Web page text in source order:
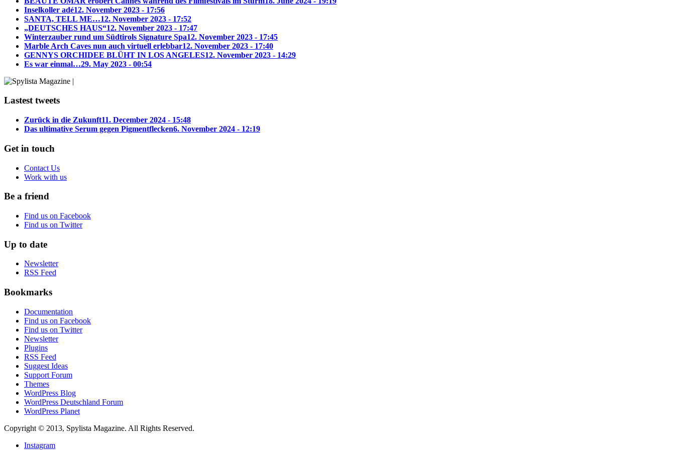
Inselkoller adé12. November 2023 - 17:56
SANTA, TELL ME…12. November 2023 - 17:52
„DEUTSCHES HAUS“12. November 2023 - 17:47
Winterzauber rund um Südtirols Signature Spa12. November 2023 - 17:45
Marble Arch Caves nun auch virtuell erlebbar12. November 2023 - 17:40
GENNYS ORCHIDEE BLÜHT IN LOS ANGELES12. November 2023 - 14:29
Es war einmal…29. May 2023 - 00:54
Lastest tweets
Zurück in die Zukunft11. December 2024 - 15:48
Das ultimative Serum gegen Pigmentflecken6. November 2024 - 12:19
Get in touch
Contact Us
Work with us
Be a friend
Find us on Facebook
Find us on Twitter
Up to date
Newsletter
RSS Feed
Bookmarks
Documentation
Find us on Facebook
Find us on Twitter
Newsletter
Plugins
RSS Feed
Suggest Ideas
Support Forum
Themes
WordPress Blog
WordPress Deutschland Forum
WordPress Planet
Copyright © 2013, Spylista Magazine. All Rights Reserved.
Instagram